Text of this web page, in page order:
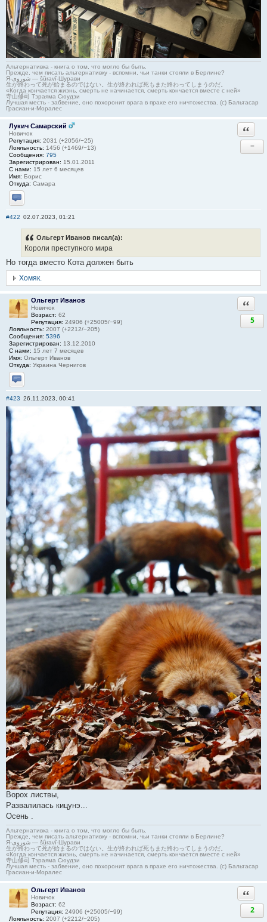
Альтернативка - книга о том, что могло бы быть.
Прежде, чем писать альтернативку - вспомни, чьи танки стояли в Берлине?
Я-شوروی — šûravî-Шурави
生が終わって死が始まるのではない。生が終われば死もまた終わってしまうのだ。
«Когда кончается жизнь, смерть не начинается, смерть кончается вместе с ней»
寺山修司 Тэраяма Сюудзи
Лучшая месть - забвение, оно похоронит врага в прахе его ничтожества. (с) Бальтасар
Грасиан-и-Моралес
Лукич Самарский
Новичок
Репутация: 2031 (+2056/−25)
Лояльность: 1456 (+1469/−13)
Сообщения: 795
Зарегистрирован: 15.01.2011
С нами: 15 лет 6 месяцев
Имя: Борис
Откуда: Самара
Отправить личное сообщение
−
#422 02.07.2023, 01:21
Ольгерт Иванов писал(а):
Короли преступного мира
Но тогда вместо Кота должен быть
Хомяк.
Ольгерт Иванов
Новичок
Возраст: 62
Репутация: 24906 (+25005/−99)
Лояльность: 2007 (+2212/−205)
Сообщения: 5396
Зарегистрирован: 13.12.2010
С нами: 15 лет 7 месяцев
Имя: Ольгерт Иванов
Откуда: Украина Чернигов
Отправить личное сообщение
5
#423 26.11.2023, 00:41
Ворох листвы,
Развалилась кицунэ...
Осень .
Альтернативка - книга о том, что могло бы быть.
Прежде, чем писать альтернативку - вспомни, чьи танки стояли в Берлине?
Я-شوروی — šûravî-Шурави
生が終わって死が始まるのではない。生が終われば死もまた終わってしまうのだ。
«Когда кончается жизнь, смерть не начинается, смерть кончается вместе с ней»
寺山修司 Тэраяма Сюудзи
Лучшая месть - забвение, оно похоронит врага в прахе его ничтожества. (с) Бальтасар
Грасиан-и-Моралес
Ольгерт Иванов
Новичок
Возраст: 62
Репутация: 24906 (+25005/−99)
Лояльность: 2007 (+2212/−205)
2